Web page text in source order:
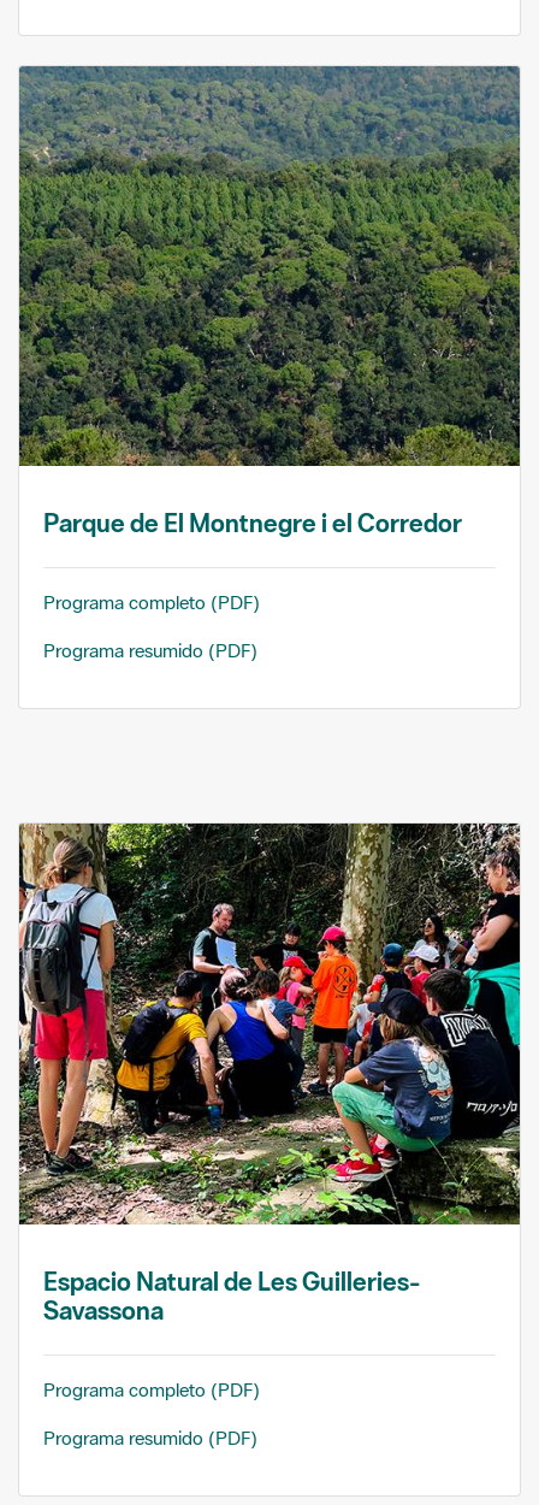
Parque de El Montnegre i el Corredor
Programa completo (PDF)
Programa resumido (PDF)
Espacio Natural de Les Guilleries-
Savassona
Programa completo (PDF)
Programa resumido (PDF)